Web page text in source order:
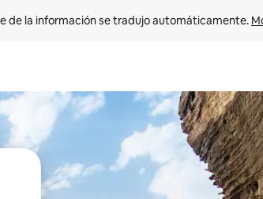
de la información se tradujo automáticamente.